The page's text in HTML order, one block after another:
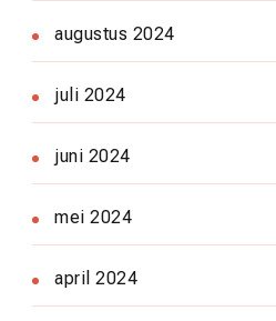
augustus 2024
juli 2024
juni 2024
mei 2024
april 2024